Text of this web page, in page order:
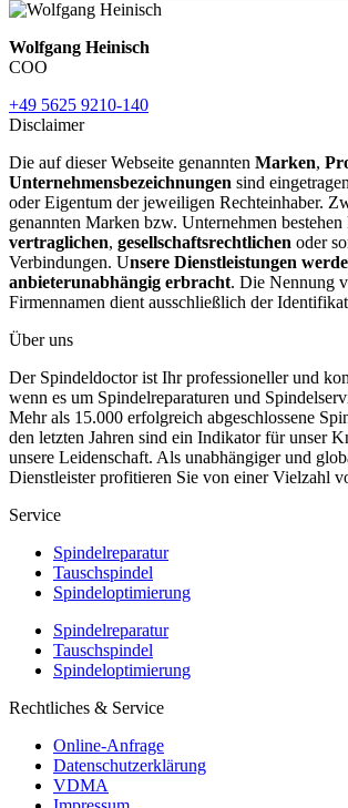
Wolfgang Heinisch
COO
+49 5625 9210-140
Disclaimer
Die auf dieser Webseite genannten Marken,
Unternehmensbezeichnungen sind
oder Eigentum der jeweiligen Rechteinhaber.
genannten Marken bzw. Unternehmen bestehen
vertraglichen, gesellschaftsrechtlichen oder
Verbindungen. Unsere Dienstleistungen
anbieterunabhängig erbracht. Die Nennung
Firmennamen dient ausschließlich der
Über uns
Der Spindeldoctor ist Ihr professioneller und
wenn es um Spindelreparaturen und
Mehr als 15.000 erfolgreich abgeschlossene
den letzten Jahren sind ein Indikator für unser
unsere Leidenschaft. Als unabhängiger und
Dienstleister profitieren Sie von einer Vielzahl
Service
Spindelreparatur
Tauschspindel
Spindeloptimierung
Spindelreparatur
Tauschspindel
Spindeloptimierung
Rechtliches & Service
Online-Anfrage
Datenschutzerklärung
VDMA